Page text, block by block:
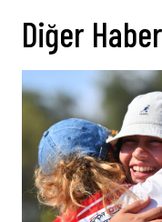
Diğer